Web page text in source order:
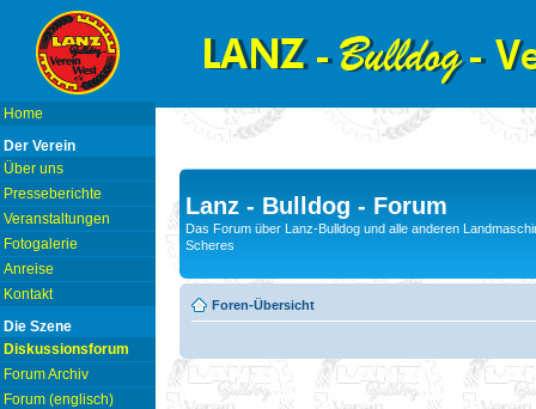
Home
Der Verein
Über uns
Presseberichte
Veranstaltungen
Fotogalerie
Anreise
Kontakt
Die Szene
Diskussionsforum
Forum Archiv
Forum (englisch)
Lanz - Bulldog - Forum
Das Forum über Lanz-Bulldog und alle anderen
Scheres
Foren-Übersicht